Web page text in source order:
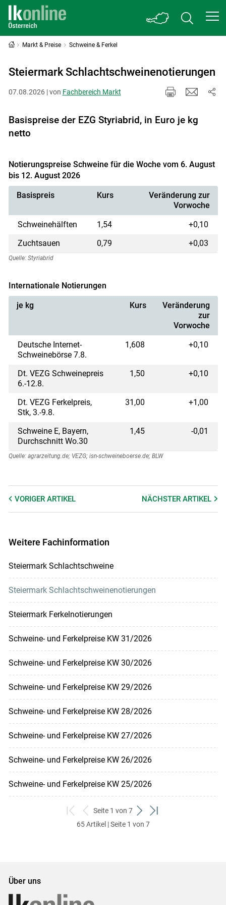
Skip to main content
Markt & Preise Schweine & Ferkel
Steiermark Schlachtschweinenotierungen
07.08.2026 | von Fachbereich Markt
Basispreise der EZG Styriabrid, in Euro je kg
netto
Notierungspreise Schweine für die Woche vom 6. August
bis 12. August 2026
Basispreis Kurs
Veränderung zur
Vorwoche
Schweinehälften
1,54
+0,10
Zuchtsauen
0,79 +0,03
Quelle: Styriabrid
Internationale Notierungen
je kg Kurs
Veränderung
zur
Vorwoche
Deutsche Internet-
Schweinebörse 7.8.
1,608 +0,10
Dt. VEZG Schweinepreis
6.-12.8.
1,50 +0,10
Dt. VEZG Ferkelpreis,
Stk, 3.-9.8.
31,00 +1,00
Schweine E, Bayern,
Durchschnitt Wo.30
1,45 -0,01
Quelle: agrarzeitung.de; VEZG; isn-schweineboerse.de; BLW
VORIGER ARTIKEL NÄCHSTERARTIKEL
Weitere Fachinformation
Steiermark Schlachtschweine
Steiermark Schlachtschweinenotierungen
Steiermark Ferkelnotierungen
Schweine- und Ferkelpreise KW 31/2026
Schweine- und Ferkelpreise KW 30/2026
Schweine- und Ferkelpreise KW 29/2026
Schweine- und Ferkelpreise KW 28/2026
Schweine- und Ferkelpreise KW 27/2026
Schweine- und Ferkelpreise KW 26/2026
Schweine- und Ferkelpreise KW 25/2026
zum
ersten
zurück
zum
Seite 1 von 7
weiter
zum
zum
65 Artikel | Seite 1 von 7
Über uns